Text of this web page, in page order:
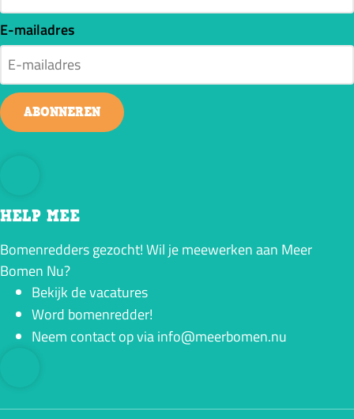
E-mailadres
ABONNEREN
HELP MEE
Bomenredders gezocht! Wil je meewerken aan Meer
Bomen Nu?
Bekijk de vacatures
Word bomenredder!
Neem contact op via info@meerbomen.nu